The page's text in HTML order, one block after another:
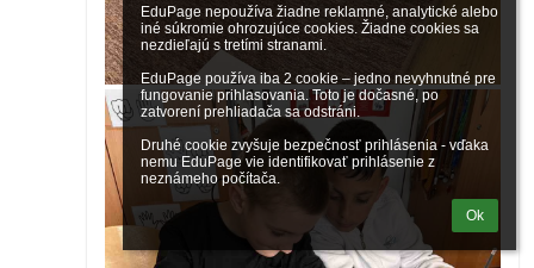
EduPage nepoužíva žiadne reklamné, analytické alebo
iné súkromie ohrozujúce cookies. Žiadne cookies sa
nezdieľajú s tretími stranami.
EduPage používa iba 2 cookie – jedno nevyhnutné pre
fungovanie prihlasovania. Toto je dočasné, po
zatvorení prehliadača sa odstráni.
Druhé cookie zvyšuje bezpečnosť prihlásenia - vďaka
nemu EduPage vie identifikovať prihlásenie z
neznámeho počítača.
Ok